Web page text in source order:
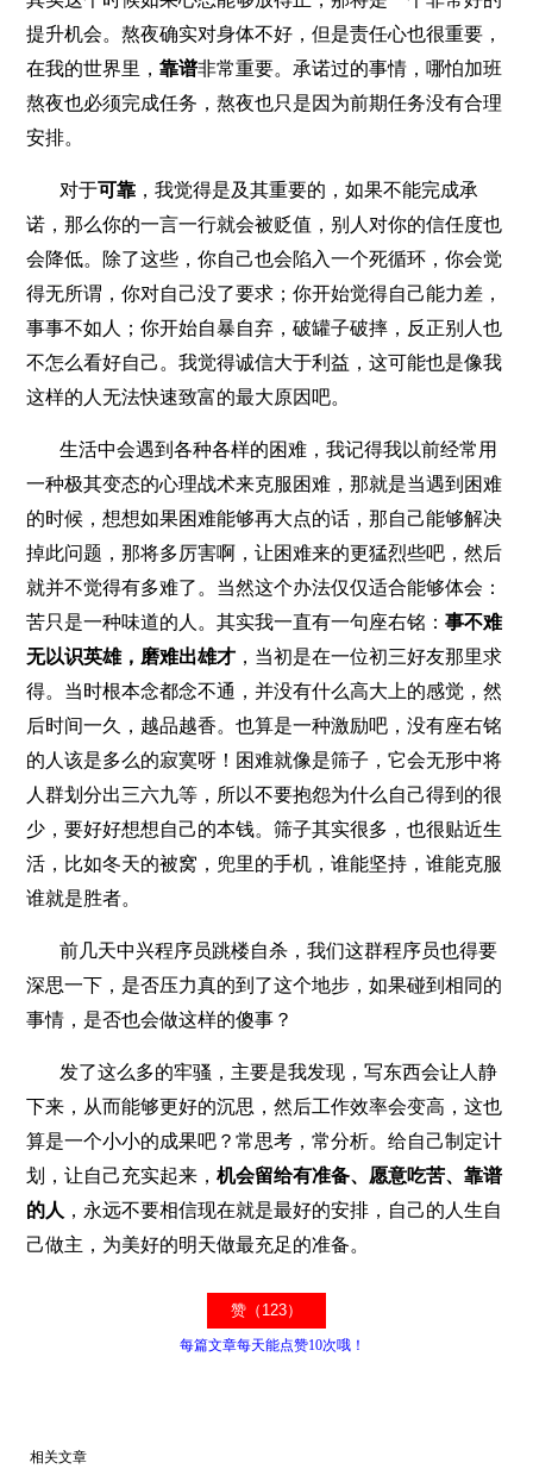
提升机会。熬夜确实对身体不好，但是责任心也很重要，
在我的世界里，靠谱非常重要。承诺过的事情，哪怕加班
熬夜也必须完成任务，熬夜也只是因为前期任务没有合理
安排。
对于可靠 ，我觉得是及其重要的，如果不能完成承
诺，那么你的一言一行就会被贬值，别人对你的信任度也
会降低。除了这些，你自己也会陷入一个死循环，你会觉
得无所谓，你对自己没了要求；你开始觉得自己能力差，
事事不如人；你开始自暴自弃，破罐子破摔，反正别人也
不怎么看好自己。我觉得诚信大于利益，这可能也是像我
这样的人无法快速致富的最大原因吧。
生活中会遇到各种各样的困难，我记得我以前经常用
一种极其变态的心理战术来克服困难，那就是当遇到困难
的时候，想想如果困难能够再大点的话，那自己能够解决
掉此问题，那将多厉害啊，让困难来的更猛烈些吧，然后
就并不觉得有多难了。当然这个办法仅仅适合能够体会：
苦只是一种味道的人。其实我一直有一句座右铭：事不难
无以识英雄，磨难出雄才 ，当初是在一位初三好友那里求
得。当时根本念都念不通，并没有什么高大上的感觉，然
后时间一久，越品越香。也算是一种激励吧，没有座右铭
的人该是多么的寂寞呀！困难就像是筛子，它会无形中将
人群划分出三六九等，所以不要抱怨为什么自己得到的很
少，要好好想想自己的本钱。筛子其实很多，也很贴近生
活，比如冬天的被窝，兜里的手机，谁能坚持，谁能克服
谁就是胜者。
前几天中兴程序员跳楼自杀，我们这群程序员也得要
深思一下，是否压力真的到了这个地步，如果碰到相同的
事情，是否也会做这样的傻事？
发了这么多的牢骚，主要是我发现，写东西会让人静
下来，从而能够更好的沉思，然后工作效率会变高，这也
算是一个小小的成果吧？常思考，常分析。给自己制定计
划，让自己充实起来，机会留给有准备、愿意吃苦、靠谱
的人 ，永远不要相信现在就是最好的安排，自己的人生自
己做主，为美好的明天做最充足的准备。
每篇文章每天能点赞10次哦！
相关文章